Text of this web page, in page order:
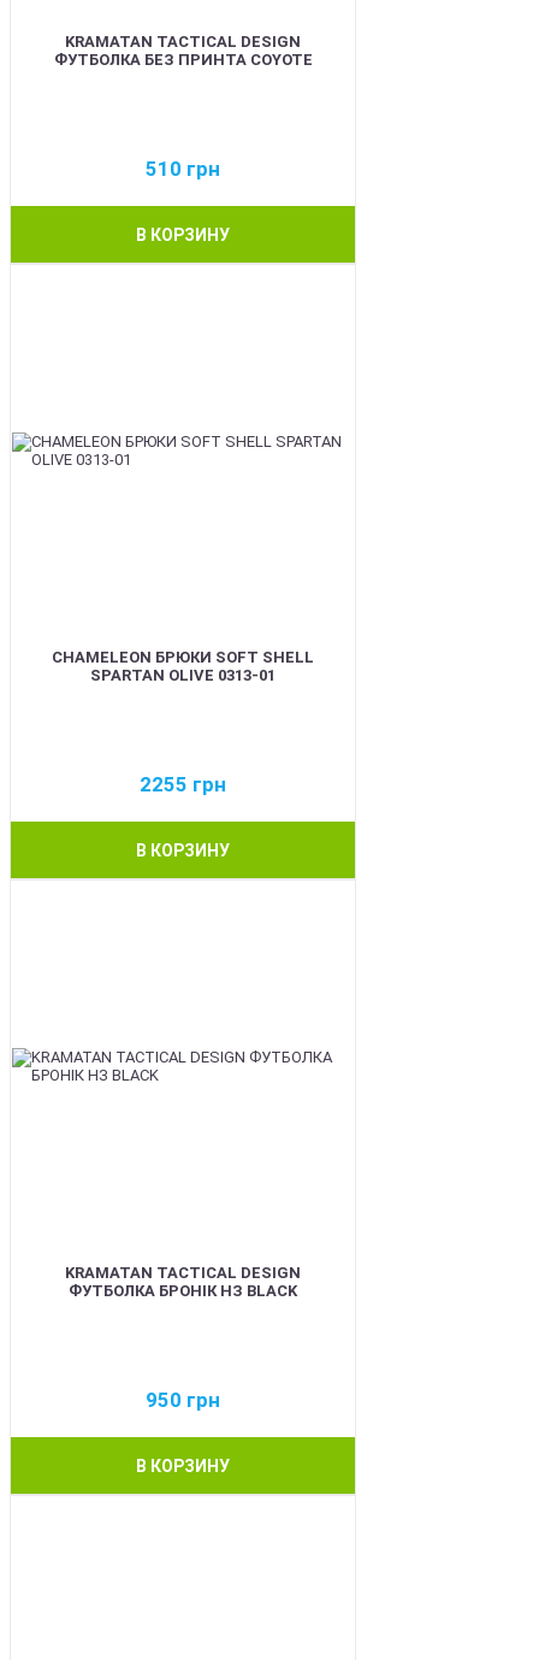
KRAMATAN TACTICAL DESIGN
ФУТБОЛКА БЕЗ ПРИНТА COYOTE
510 грн
В КОРЗИНУ
CHAMELEON БРЮКИ SOFT SHELL
SPARTAN OLIVE 0313-01
2255 грн
В КОРЗИНУ
KRAMATAN TACTICAL DESIGN
ФУТБОЛКА БРОНІК НЗ BLACK
950 грн
В КОРЗИНУ